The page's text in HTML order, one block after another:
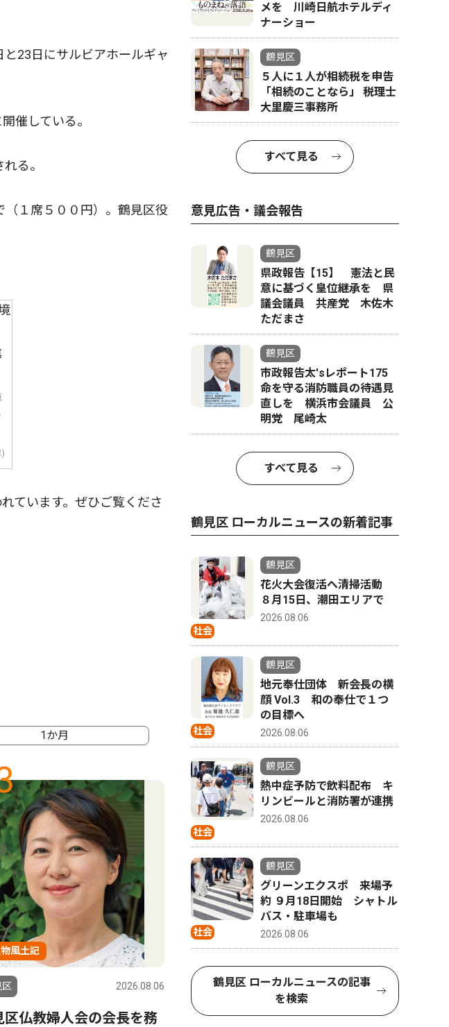
23日にサルビアホールギャ
催している。
る。
１席５００円）。鶴見区役
ています。ぜひご覧くださ
1か月
物風土記
区 2026.08.06
区仏教婦人会の会長を務
4
社会
鶴見区 2026.08.06
熱中症予防で飲料配布 キリ
鶴見区
鶴見区
メを 川崎日航ホテルディ
ナーショー
鶴見区
５人に１人が相続税を申告
「相続のことなら」 税理士
大里慶三事務所
すべて見る
意見広告・議会報告
鶴見区
県政報告【15】 憲法と民
意に基づく皇位継承を 県
議会議員 共産党 木佐木
ただまさ
鶴見区
市政報告太'sレポート175
命を守る消防職員の待遇見
直しを 横浜市会議員 公
明党 尾崎太
すべて見る
鶴見区 ローカルニュースの新着記事
社会
鶴見区
花火大会復活へ清掃活動
８月15日、潮田エリアで
2026.08.06
社会
鶴見区
地元奉仕団体 新会長の横
顔 Vol.3 和の奉仕で１つ
の目標へ
2026.08.06
社会
鶴見区
熱中症予防で飲料配布 キ
リンビールと消防署が連携
2026.08.06
社会
鶴見区
グリーンエクスポ 来場予
約 ９月18日開始 シャトル
バス・駐車場も
2026.08.06
鶴見区 ローカルニュースの記事
を検索